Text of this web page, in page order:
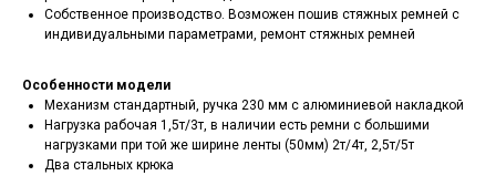
Собственное производство. Возможен пошив стяжных ремней с
индивидуальными параметрами, ремонт стяжных ремней
Особенности модели
Механизм стандартный, ручка 230 мм с алюминиевой накладкой
Нагрузка рабочая 1,5т/3т, в наличии есть ремни с большими
нагрузками при той же ширине ленты (50мм) 2т/4т, 2,5т/5т
Два стальных крюка